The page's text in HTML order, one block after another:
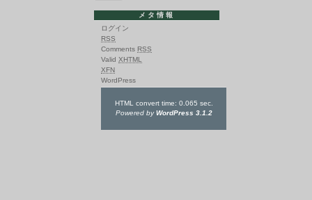
メタ情報
ログイン
RSS
Comments RSS
Valid XHTML
XFN
WordPress
HTML convert time: 0.065 sec.
Powered byWordPress 3.1.2